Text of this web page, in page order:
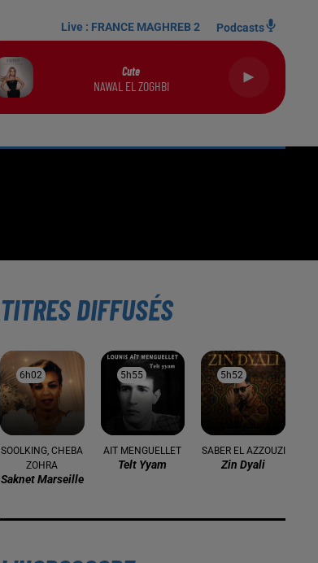
Live : FRANCE MAGHREB 2 Podcasts
Cute
NAWAL EL ZOGHBI
TITRES DIFFUSÉS
6h02
6h02
SOOLKING, CHEBA
ZOHRA
Saknet Marseille
5h55
5h55
AIT MENGUELLET
Telt Yyam
5h52
5h52
SABER EL AZZOUZI
Zin Dyali